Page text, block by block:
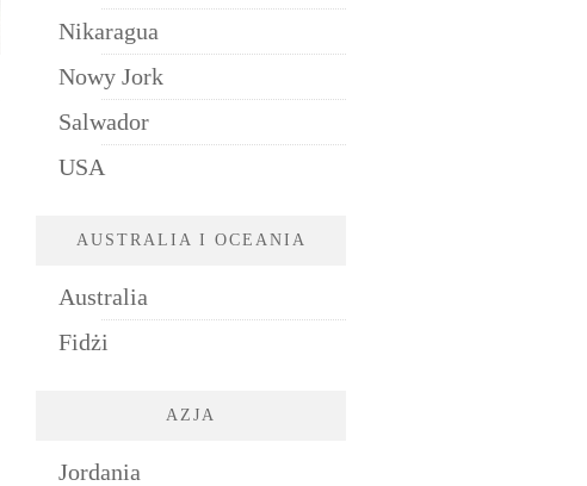
Nikaragua
Nowy Jork
Salwador
USA
AUSTRALIA I OCEANIA
Australia
Fidżi
AZJA
Jordania